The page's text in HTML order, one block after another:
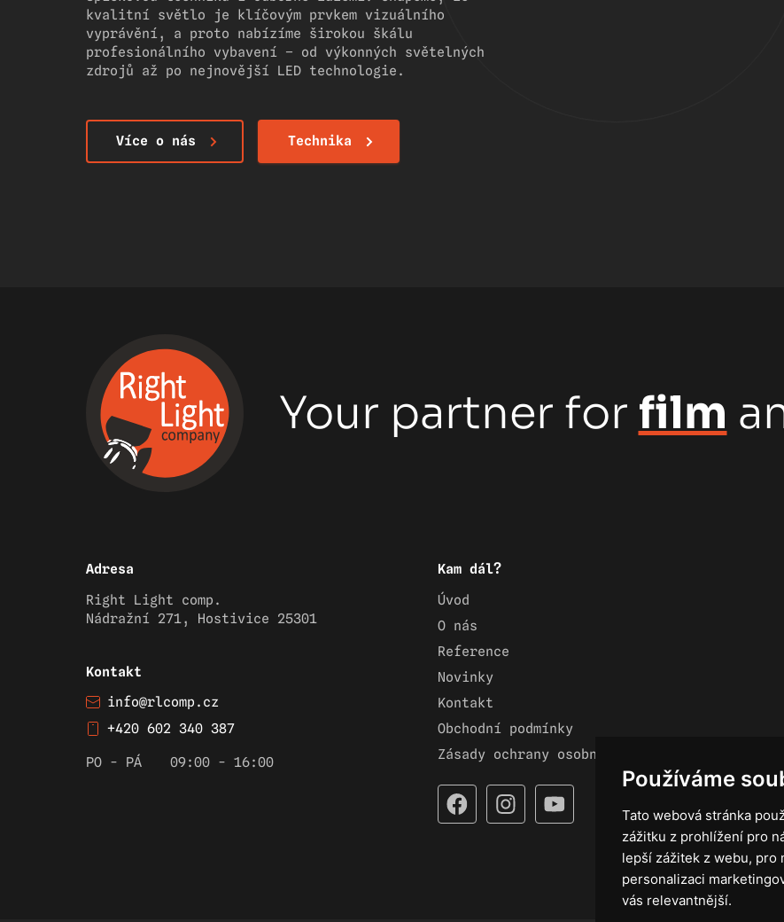
Používáme
Tato webová stránka
zážitku z prohlížení pro
lepší zážitek z webu, pro
personalizaci
vás relevantnější.
kvalitní světlo je klíčovým prvkem vizuálního
vyprávění, a proto nabízíme širokou škálu
profesionálního vybavení – od výkonných světelných
zdrojů až po nejnovější LED technologie.
Více o nás Technika
Your partner for film
Adresa
Right Light comp.
Nádražní 271, Hostivice 25301
Kontakt
info@rlcomp.cz
+420 602 340 387
PO - PÁ 09:00 - 16:00
Kam dál?
Úvod
O nás
Reference
Novinky
Kontakt
Obchodní podmínky
Zásady ochrany osobních údajů